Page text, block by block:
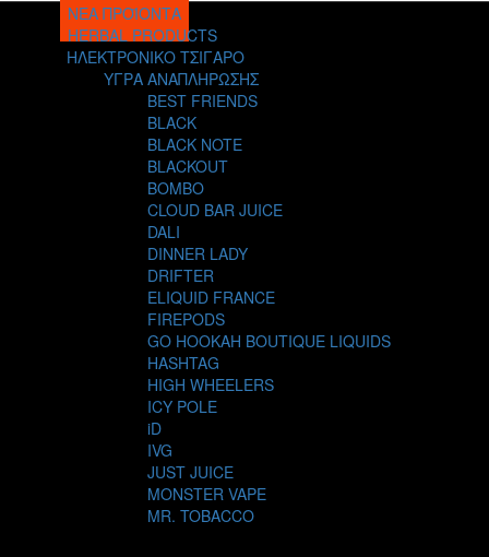
ΝΕΑ ΠΡΟΪΟΝΤΑ
HERBAL PRODUCTS
ΗΛΕΚΤΡΟΝΙΚΟ ΤΣΙΓΑΡΟ
ΥΓΡΑ ΑΝΑΠΛΗΡΩΣΗΣ
BEST FRIENDS
BLACK
BLACK NOTE
BLACKOUT
BOMBO
CLOUD BAR JUICE
DALI
DINNER LADY
DRIFTER
ELIQUID FRANCE
FIREPODS
GO HOOKAH BOUTIQUE LIQUIDS
HASHTAG
HIGH WHEELERS
ICY POLE
iD
IVG
JUST JUICE
MONSTER VAPE
MR. TOBACCO